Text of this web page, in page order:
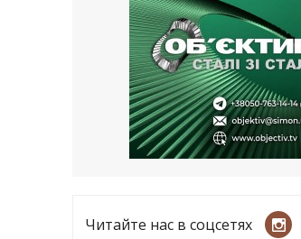
23.09.2025
Врачи назвали спрей
который поможет
COVID-19 – CNN
12.09.2025
Читайте нас в соцсетях